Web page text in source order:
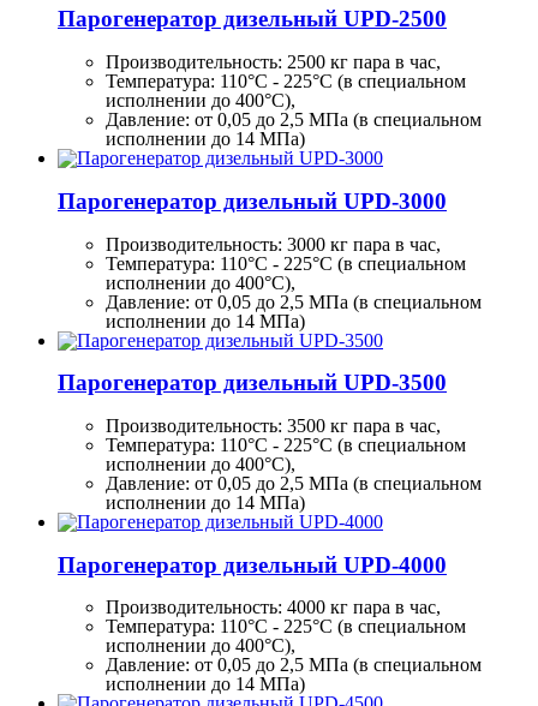
Парогенератор дизельный UPD-2500
Производительность: 2500 кг пара в час,
Температура: 110°C - 225°C (в специальном
исполнении до 400°C),
Давление: от 0,05 до 2,5 МПа (в специальном
исполнении до 14 МПа)
Парогенератор дизельный UPD-3000
Производительность: 3000 кг пара в час,
Температура: 110°C - 225°C (в специальном
исполнении до 400°C),
Давление: от 0,05 до 2,5 МПа (в специальном
исполнении до 14 МПа)
Парогенератор дизельный UPD-3500
Производительность: 3500 кг пара в час,
Температура: 110°C - 225°C (в специальном
исполнении до 400°C),
Давление: от 0,05 до 2,5 МПа (в специальном
исполнении до 14 МПа)
Парогенератор дизельный UPD-4000
Производительность: 4000 кг пара в час,
Температура: 110°C - 225°C (в специальном
исполнении до 400°C),
Давление: от 0,05 до 2,5 МПа (в специальном
исполнении до 14 МПа)